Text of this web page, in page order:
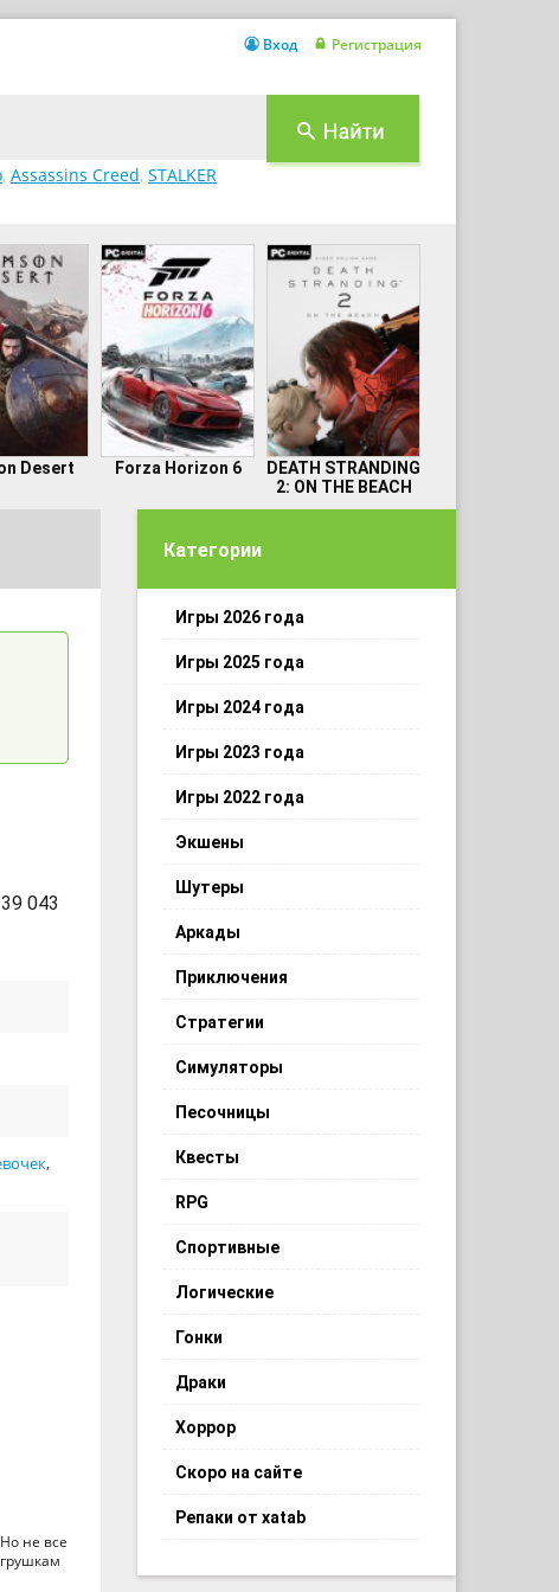
, Assassins Creed, STALKER
Вход Регистрация
Desert Forza Horizon 6
DEATH STRANDING
2: ON THE BEACH
39 043
,
не все
Категории
Игры 2026 года
Игры 2025 года
Игры 2024 года
Игры 2023 года
Игры 2022 года
Экшены
Шутеры
Аркады
Приключения
Стратегии
Симуляторы
Песочницы
Квесты
RPG
Спортивные
Логические
Гонки
Драки
Хоррор
Скоро на сайте
Репаки от xatab